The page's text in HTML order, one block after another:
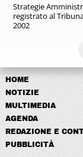
Strategie
registratoal
2002
HOME
NOTIZIE
MULTIMEDIA
AGENDA
REDAZIONE E
PUBBLICITÀ